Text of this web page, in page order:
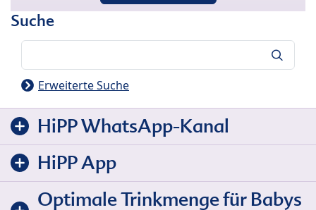
Suche
Erweiterte Suche
HiPP WhatsApp-Kanal
HiPP App
Optimale Trinkmenge für Babys